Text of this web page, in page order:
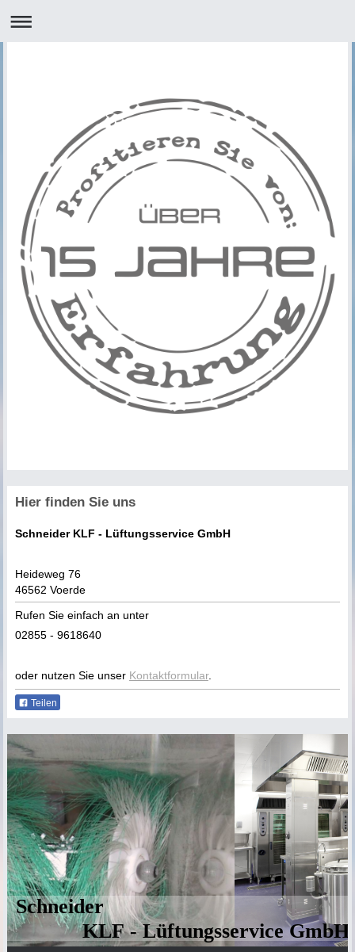
Hier finden Sie uns
Schneider KLF - Lüftungsservice GmbH
Heideweg 76
46562 Voerde
Rufen Sie einfach an unter
02855 - 9618640
oder nutzen Sie unser Kontaktformular.
Teilen
Schneider
KLF - Lüftungsservice GmbH